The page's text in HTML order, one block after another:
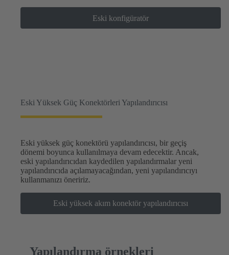
Eski konfigüratör
Eski Yüksek Güç Konektörleri Yapılandırıcısı
Eski yüksek güç konektörü yapılandırıcısı, bir geçiş
dönemi boyunca kullanılmaya devam edecektir. Ancak,
eski yapılandırıcıdan kaydedilen yapılandırmalar yeni
yapılandırıcıda açılamayacağından, yeni yapılandırıcıyı
kullanmanızı öneririz.
Eski yüksek akım konektör yapılandırıcısı
Yapılandırma örnekleri